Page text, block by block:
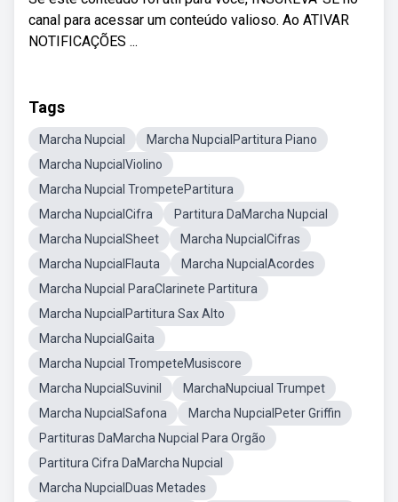
canal para acessar um conteúdo valioso. Ao ATIVAR
NOTIFICAÇÕES ...
Tags
Marcha Nupcial
Marcha NupcialPartitura Piano
Marcha NupcialViolino
Marcha Nupcial TrompetePartitura
Marcha NupcialCifra
Partitura DaMarcha Nupcial
Marcha NupcialSheet
Marcha NupcialCifras
Marcha NupcialFlauta
Marcha NupcialAcordes
Marcha Nupcial ParaClarinete Partitura
Marcha NupcialPartitura Sax Alto
Marcha NupcialGaita
Marcha Nupcial TrompeteMusiscore
Marcha NupcialSuvinil
MarchaNupciual Trumpet
Marcha NupcialSafona
Marcha NupcialPeter Griffin
Partituras DaMarcha Nupcial Para Orgão
Partitura Cifra DaMarcha Nupcial
Marcha NupcialDuas Metades